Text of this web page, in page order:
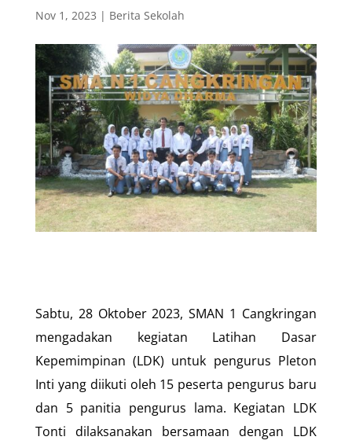
Nov 1, 2023 | Berita Sekolah
Sabtu, 28 Oktober 2023, SMAN 1 Cangkringan
mengadakan kegiatan Latihan Dasar
Kepemimpinan (LDK) untuk pengurus Pleton
Inti yang diikuti oleh 15 peserta pengurus baru
dan 5 panitia pengurus lama. Kegiatan LDK
Tonti dilaksanakan bersamaan dengan LDK